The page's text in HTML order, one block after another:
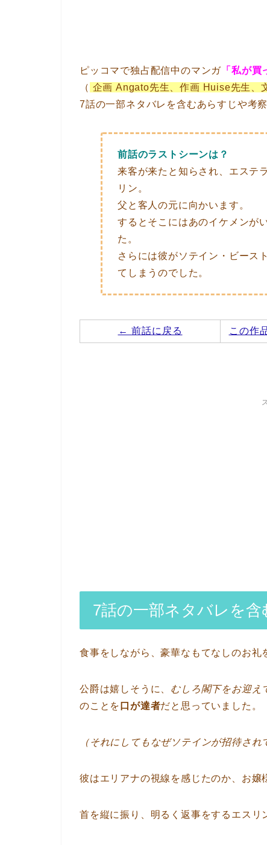
ピッコマで独占配信中のマンガ 「私が
（ 企画 Angato先生、作画 Huise先生、
7話の一部ネタバレを含むあらすじや考
前話のラストシーンは？
来客が来たと知らされ、エステ
リン。
父と客人の元に向かいます。
するとそこにはあのイケメンが
た。
さらには彼がソテイン・ビース
てしまうのでした。
← 前話に戻る この作
7話の一部ネタバレを含
食事をしながら、豪華なもてなしのお礼
公爵は嬉しそうに、 むしろ閣下をお迎え
のことを 口が達者だと思っていました。
（それにしてもなぜソテインが招待され
彼はエリアナの視線を感じたのか、お嬢
首を縦に振り、明るく返事をするエスリ